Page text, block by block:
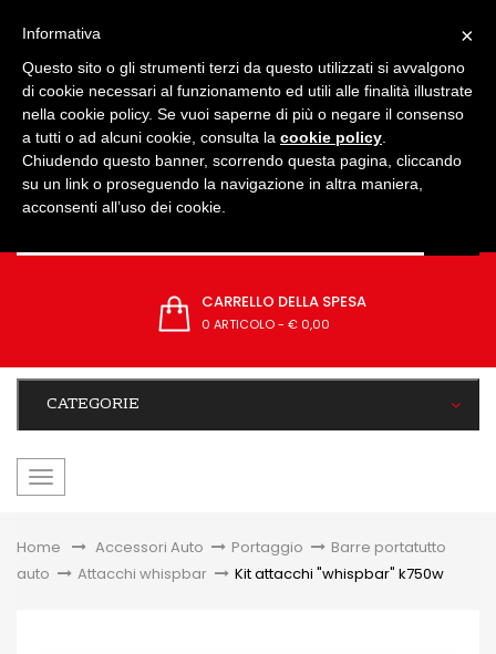
CARRELLO DELLA SPESA
0 ARTICOLO- € 0,00
CATEGORIE
navigazione
Home &gt;Accessori Auto > Portaggio >
Barre portatutto
auto > Attacchi whispbar > Kit attacchi "whispbar" k750w
×
Informativa
Questo sito o gli strumenti terzi da questo utilizzati si avvalgono
di cookie necessari al funzionamento ed utili alle finalità illustrate
nella cookie policy. Se vuoi saperne di più o negare il consenso
a tutti o ad alcuni cookie, consulta la cookie policy
Chiudendo questo banner, scorrendo questa pagina, cliccando
su un link o proseguendo la navigazione in altra maniera,
acconsenti all’uso dei cookie.